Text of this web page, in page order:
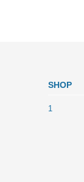
SHOP
1